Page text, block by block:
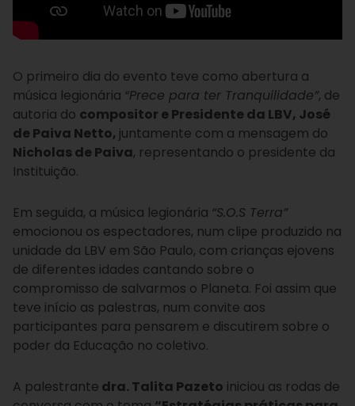
O primeiro dia do evento teve como abertura a
música legionária “Prece para ter Tranquilidade”, de
autoria do compositor e Presidente da LBV, José
de Paiva Netto, juntamente com a mensagem do
Nicholas de Paiva, representando o presidente da
Instituição.
Em seguida, a música legionária “S.O.S Terra”
emocionou os espectadores, num clipe produzido na
unidade da LBV em São Paulo, com crianças ejovens
de diferentes idades cantando sobre o
compromisso de salvarmos o Planeta. Foi assim que
teve início as palestras, num convite aos
participantes para pensarem e discutirem sobre o
poder da Educação no coletivo.
A palestrante dra. Talita Pazeto iniciou as rodas de